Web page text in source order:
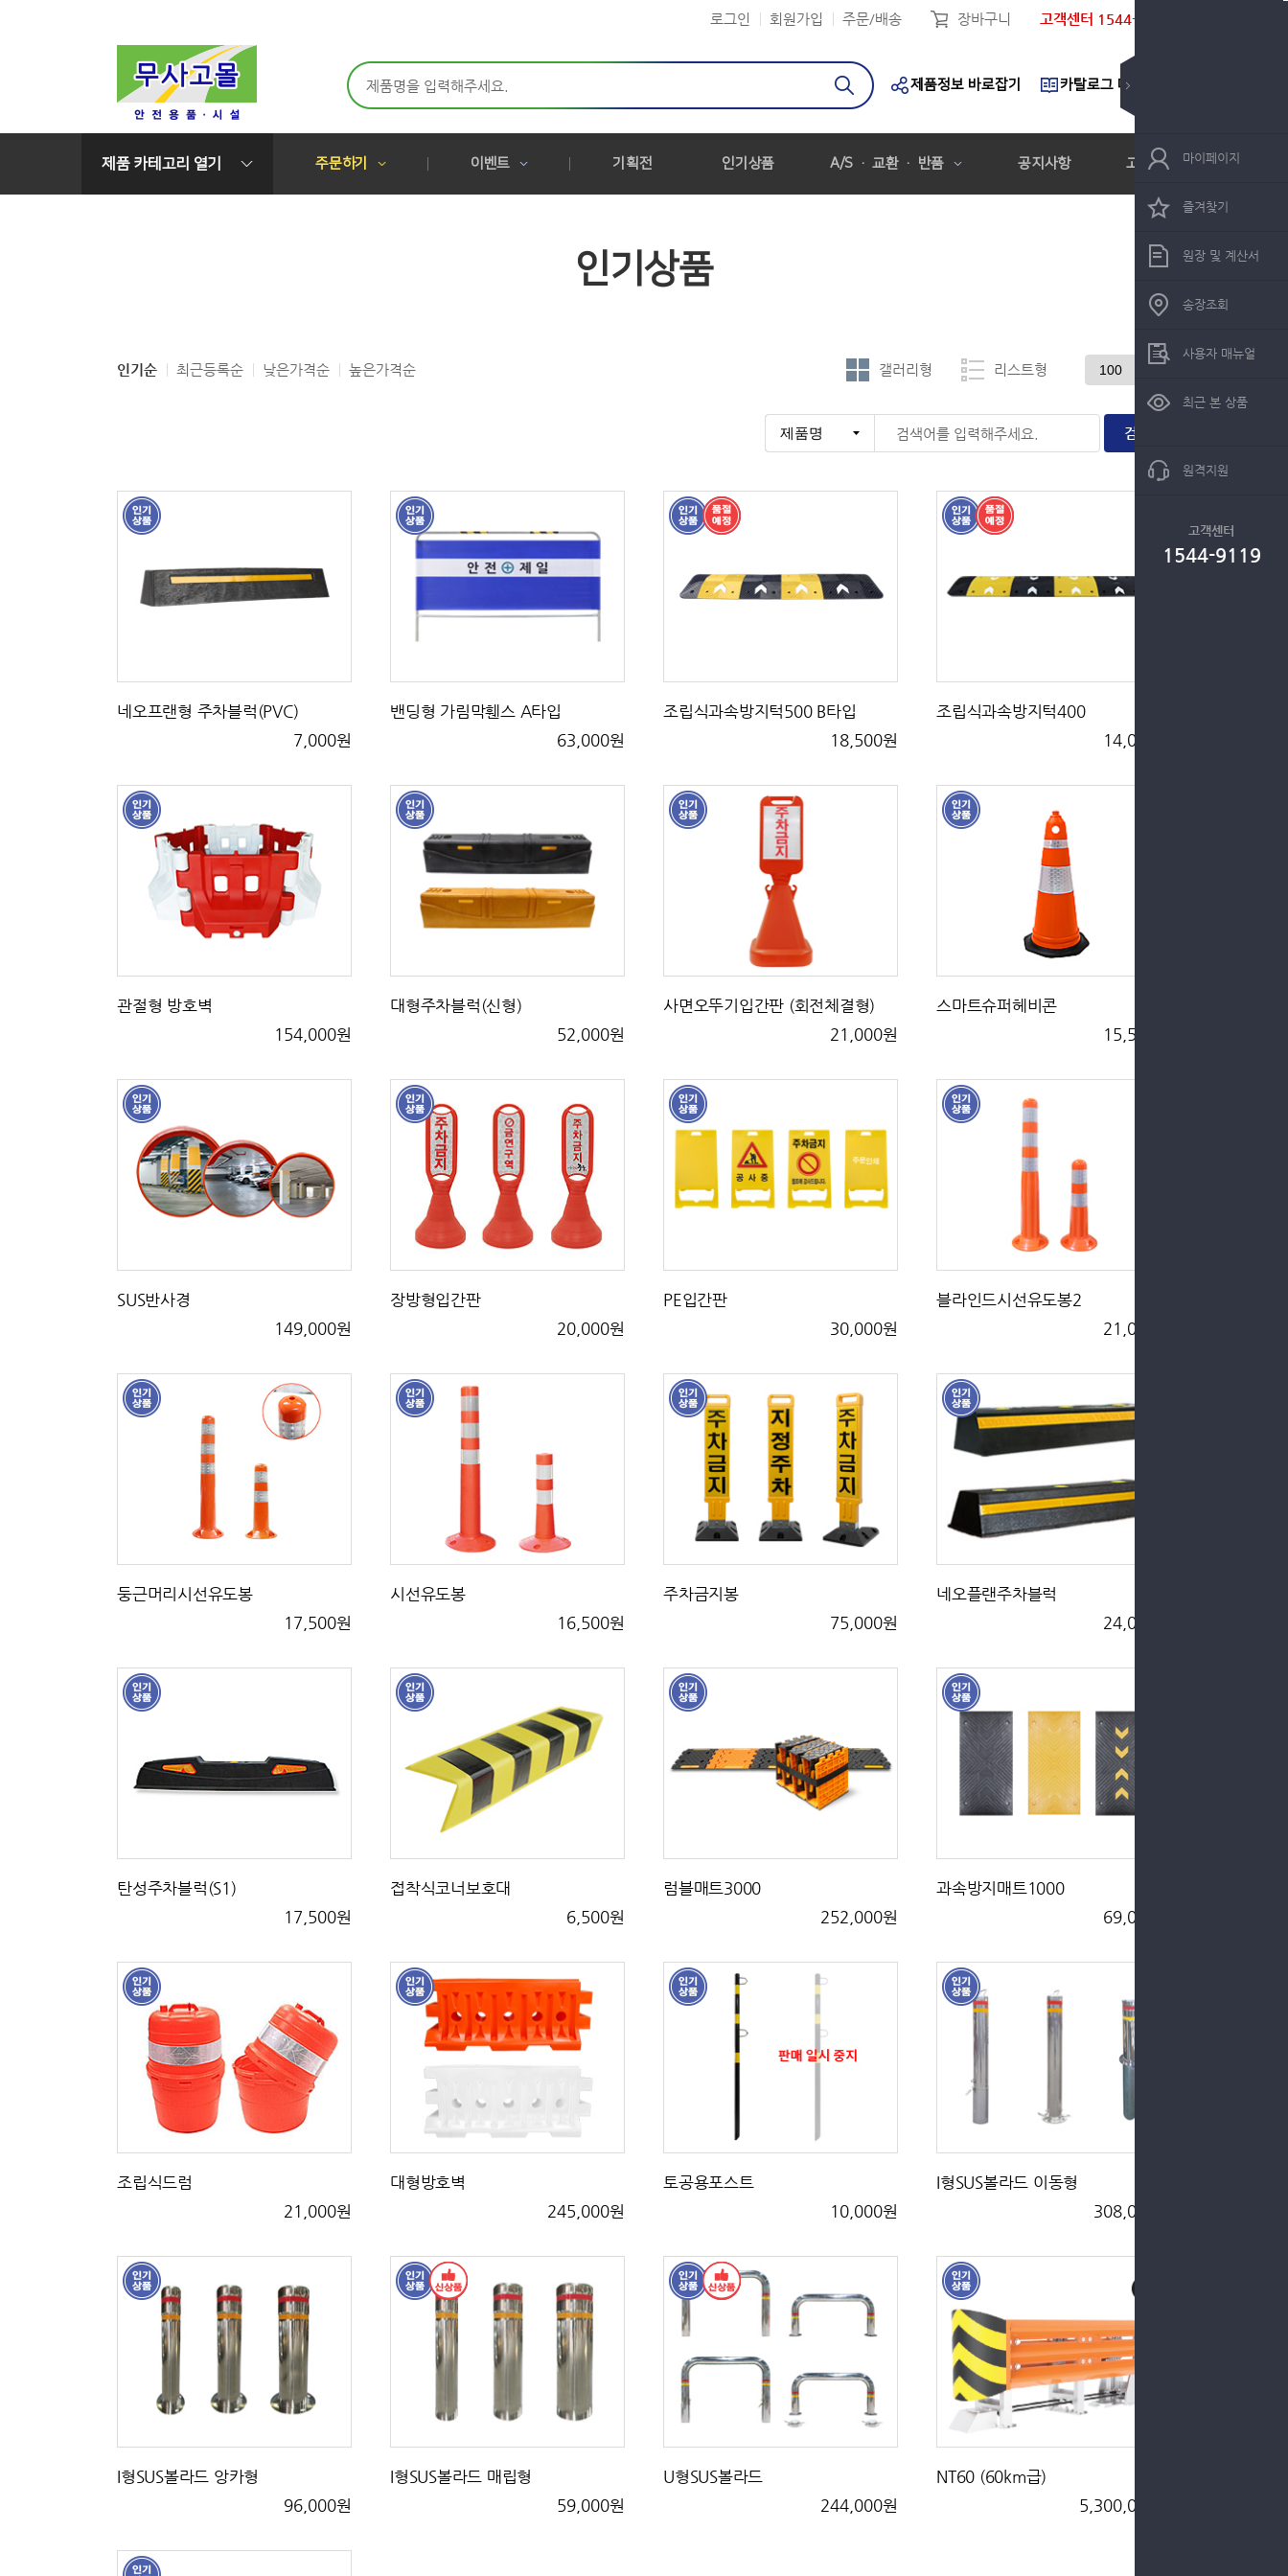
로그인 회원가입 주문/배송 장바구니 고객센터 1544-9119
제품정보 바로잡기 카탈로그 다운로드
제품 카테고리 열기 주문하기 이벤트 기획전 인기상품 A/S · 교환 · 반품 공지사항 고객센터 마이페이지
즐겨찾기
원장 및 계산서
송장조회
사용자 매뉴얼
최근 본 상품
원격지원
고객센터
1544-9119
인기상품
인기순 최근등록순 낮은가격순 높은가격순 갤러리형 리스트형
네오프랜형 주차블럭(PVC)
7,000원
밴딩형 가림막휀스 A타입
63,000원
조립식과속방지턱500 B타입
18,500원
조립식과속방지턱400
14,000원
관절형 방호벽
154,000원
대형주차블럭(신형)
52,000원
사면오뚜기입간판 (회전체결형)
21,000원
스마트슈퍼헤비콘
15,500원
SUS반사경
149,000원
장방형입간판
20,000원
PE입간판
30,000원
블라인드시선유도봉2
21,000원
둥근머리시선유도봉
17,500원
시선유도봉
16,500원
주차금지봉
75,000원
네오플랜주차블럭
24,000원
탄성주차블럭(S1)
17,500원
접착식코너보호대
6,500원
럼블매트3000
252,000원
과속방지매트1000
69,000원
조립식드럼
21,000원
대형방호벽
245,000원
토공용포스트
10,000원
I형SUS볼라드 이동형
308,000원
I형SUS볼라드 앙카형
96,000원
I형SUS볼라드 매립형
59,000원
U형SUS볼라드
244,000원
NT60 (60km급)
5,300,000원